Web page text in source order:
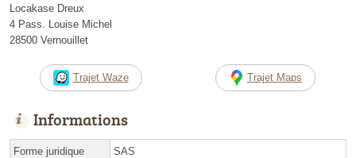
Locakase Dreux
4 Pass. Louise Michel
28500 Vernouillet
Trajet Waze Trajet Maps
Informations
Forme juridique SAS